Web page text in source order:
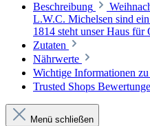
Beschreibung
L.W.C. Michelsen sind
1814 steht unser Haus
Zutaten
Nährwerte
Wichtige Informationen
Trusted Shops
Menü schließen